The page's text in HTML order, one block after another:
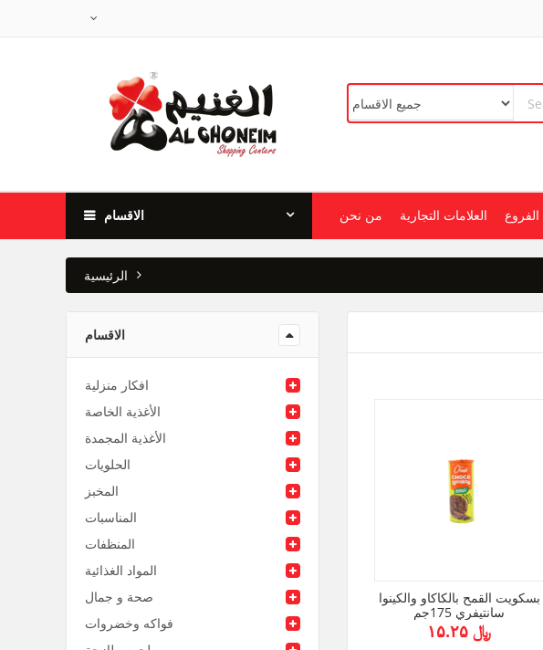
الاقسام من نحن العلامات التجارية الفروع
الرئيسية
الاقسام
افكار منزلية
الأغذية الخاصة
الأغذية المجمدة
الحلويات
المخبز
المناسبات
المنظفات
المواد الغذائية
صحة و جمال
فواكه وخضروات
بسكويت القمح بالكاكاو والكينوا
سانتيفري 175جم
﷼ ۱۵.۲۵